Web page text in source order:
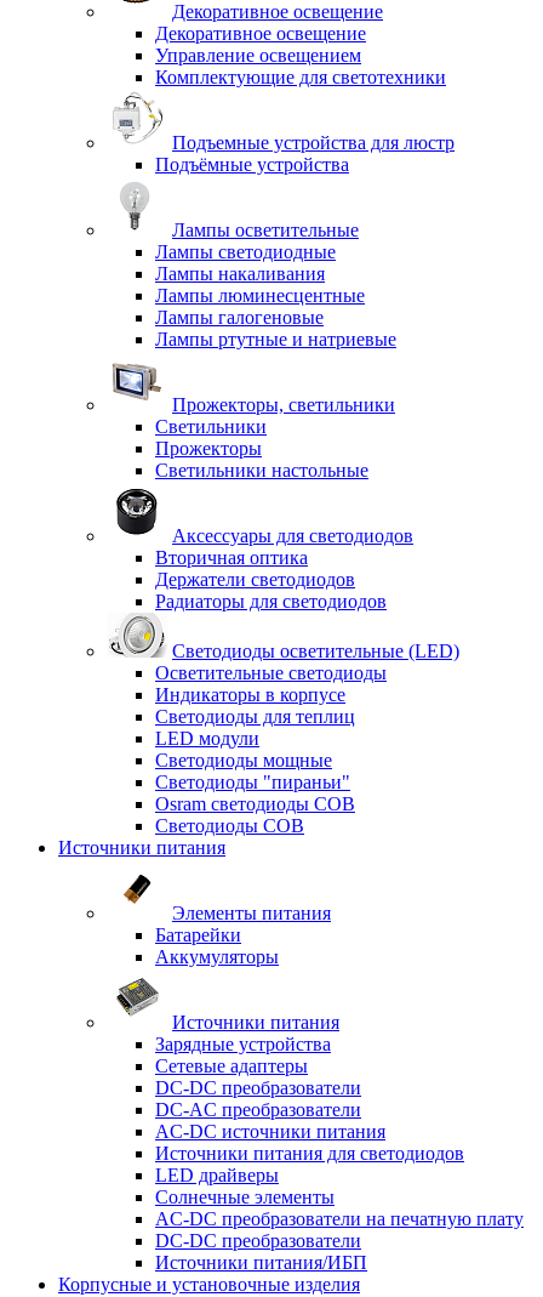
Декоративное освещение
Декоративное освещение
Управление освещением
Комплектующие для светотехники
Подъемные устройства для люстр
Подъёмные устройства
Лампы осветительные
Лампы светодиодные
Лампы накаливания
Лампы люминесцентные
Лампы галогеновые
Лампы ртутные и натриевые
Прожекторы, светильники
Светильники
Прожекторы
Светильники настольные
Аксессуары для светодиодов
Вторичная оптика
Держатели светодиодов
Радиаторы для светодиодов
Светодиоды осветительные (LED)
Осветительные светодиоды
Индикаторы в корпусе
Светодиоды для теплиц
LED модули
Светодиоды мощные
Светодиоды "пираньи"
Osram светодиоды COB
Светодиоды COB
Источники питания
Элементы питания
Батарейки
Аккумуляторы
Источники питания
Зарядные устройства
Сетевые адаптеры
DC-DC преобразователи
DC-AC преобразователи
AC-DC источники питания
Источники питания для светодиодов
LED драйверы
Солнечные элементы
AC-DC преобразователи на печатную плату
DC-DC преобразователи
Источники питания/ИБП
Корпусные и установочные изделия